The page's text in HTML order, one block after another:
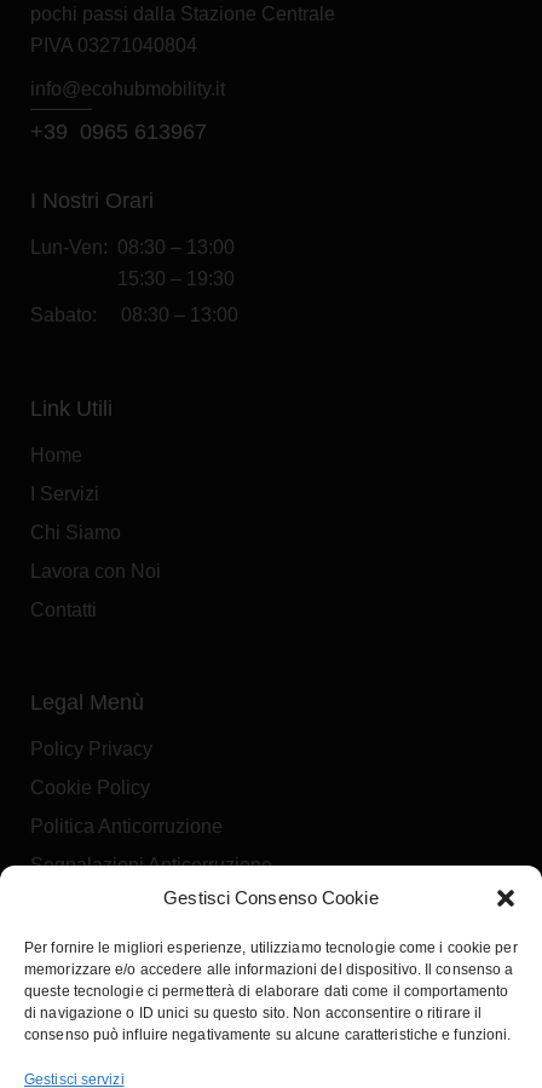
Gestisci Consenso Cookie
Per fornire le migliori esperienze, utilizziamo tecnologie come i cookie per
memorizzare e/o accedere alle informazioni del dispositivo. Il consenso a
queste tecnologie ci permetterà di elaborare dati come il comportamento
di navigazione o ID unici su questo sito. Non acconsentire o ritirare il
consenso può influire negativamente su alcune caratteristiche e funzioni.
Gestisci servizi
La nostra offerta